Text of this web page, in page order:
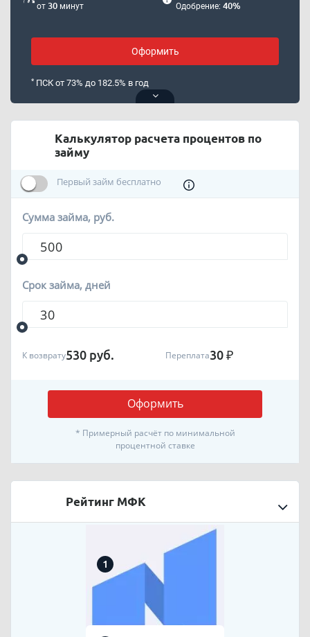
от 30 минут Одобрение: 40%
Оформить
*ПСК от 73% до 182.5% в год
Калькулятор расчета процентов по
займу
Первый займ бесплатно
Сумма займа, руб.
Срок займа, дней
Оформить
К возврату530 руб. Переплата30 ₽
* Примерный расчёт по минимальной
процентной ставке
Рейтинг МФК
1